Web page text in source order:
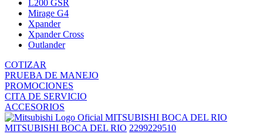
L200 GSR
Mirage G4
Xpander
Xpander Cross
Outlander
COTIZAR
PRUEBA DE MANEJO
PROMOCIONES
CITA DE SERVICIO
ACCESORIOS
MITSUBISHI BOCA DEL RIO
MITSUBISHI BOCA DEL RIO 2299229510